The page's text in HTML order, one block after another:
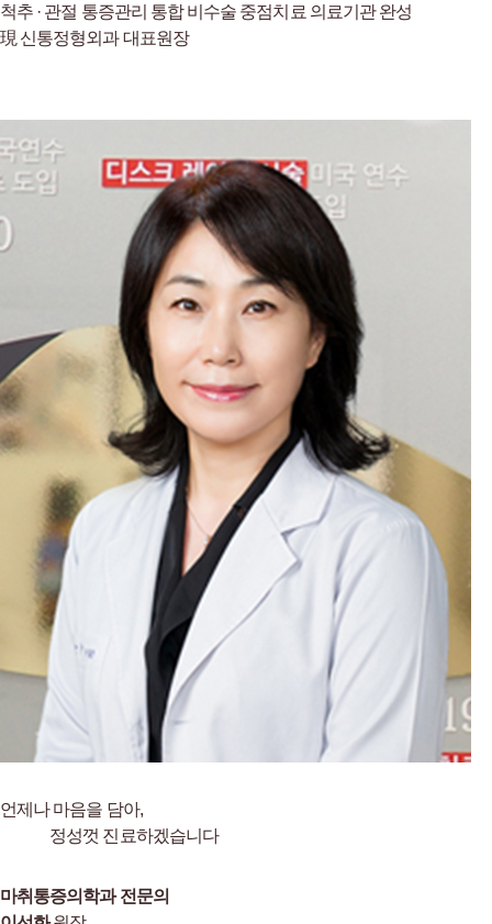
척추 · 관절 통증관리 통합 비수술 중점치료 의료기관 완성
現 신통정형외과 대표원장
언제나 마음을 담아,
정성껏 진료하겠습니다
마취통증의학과 전문의